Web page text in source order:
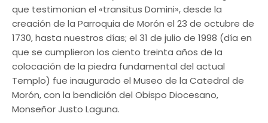
que testimonian el «transitus Domini», desde la
creación de la Parroquia de Morón el 23 de octubre de
1730, hasta nuestros días; el 31 de julio de 1998 (día en
que se cumplieron los ciento treinta años de la
colocación de la piedra fundamental del actual
Templo) fue inaugurado el Museo de la Catedral de
Morón, con la bendición del Obispo Diocesano,
Monseñor Justo Laguna.